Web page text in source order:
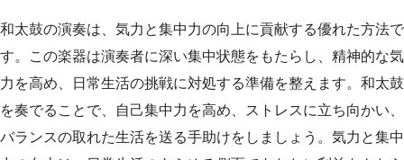
和太鼓の演奏は、気力と集中力の向上に貢献する優れた方法で
す。この楽器は演奏者に深い集中状態をもたらし、精神的な気
力を高め、日常生活の挑戦に対処する準備を整えます。和太鼓
を奏でることで、自己集中力を高め、ストレスに立ち向かい、
バランスの取れた生活を送る手助けをしましょう。気力と集中